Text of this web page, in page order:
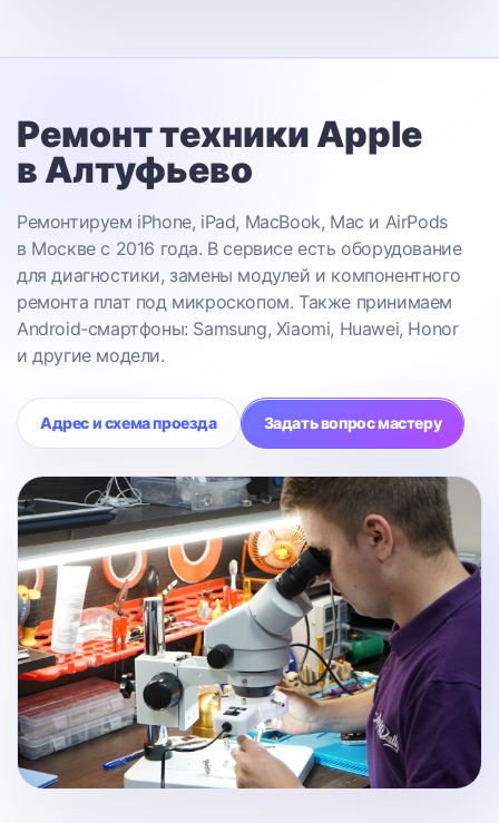
Ремонт техники Apple
в Алтуфьево
Ремонтируем iPhone, iPad, MacBook, Mac и AirPods
в Москве с 2016 года. В сервисе есть оборудование
для диагностики, замены модулей и компонентного
ремонта плат под микроскопом. Также принимаем
Android-смартфоны: Samsung, Xiaomi, Huawei, Honor
и другие модели.
Адрес и схема проезда Задать вопрос мастеру